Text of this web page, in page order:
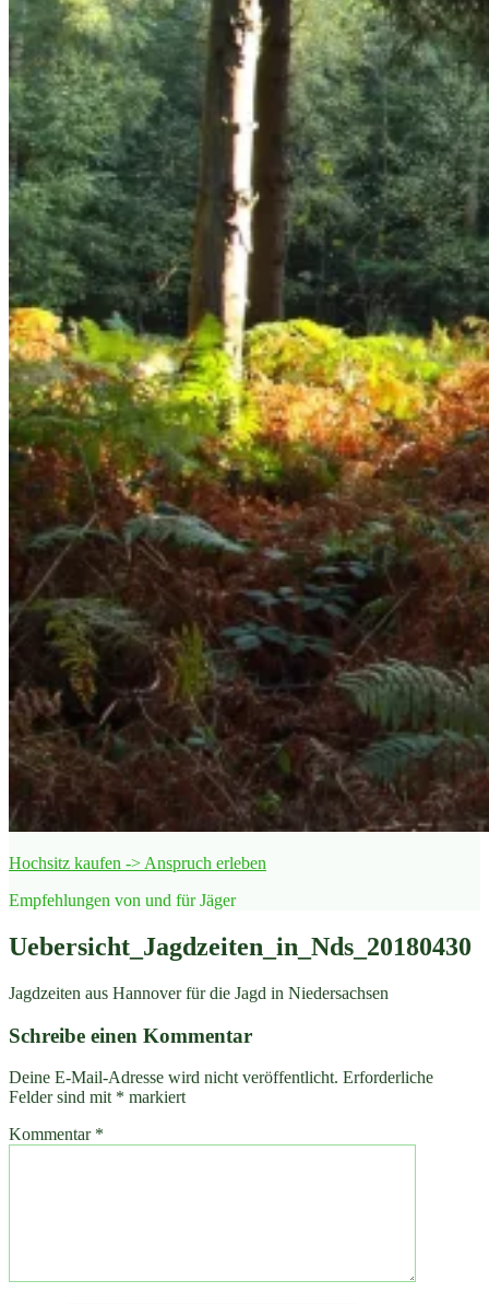
Hochsitz kaufen -> Anspruch erleben
Empfehlungen von und für Jäger
Uebersicht_Jagdzeiten_in_Nds_20180430
Jagdzeiten aus Hannover für die Jagd in Niedersachsen
Schreibe einen Kommentar
Deine E-Mail-Adresse wird nicht veröffentlicht. Erforderliche
Felder sind mit * markiert
Kommentar *